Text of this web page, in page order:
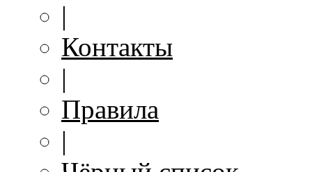
|
Контакты
|
Правила
|